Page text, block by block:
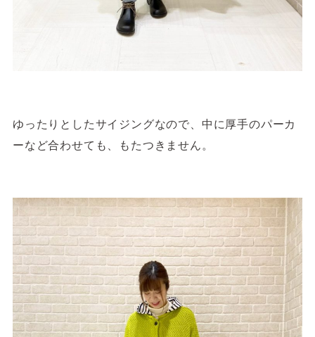
ゆったりとしたサイジングなので、中に厚手のパーカ
ーなど合わせても、もたつきません。